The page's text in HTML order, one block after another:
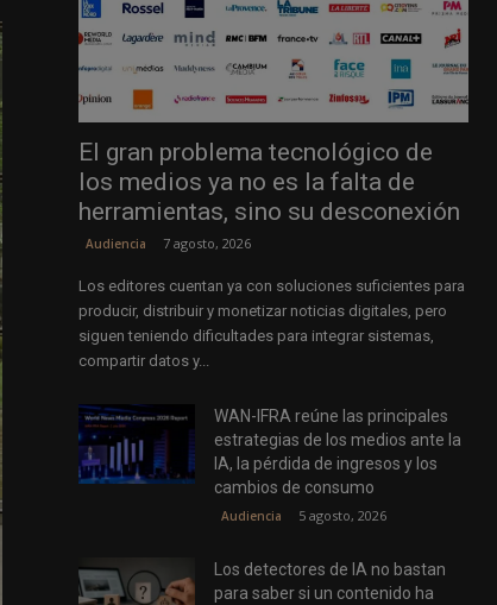
El gran problema tecnológico de
los medios ya no es la falta de
herramientas, sino su desconexión
Audiencia 7 agosto, 2026
Los editores cuentan ya con soluciones suficientes para
producir, distribuir y monetizar noticias digitales, pero
siguen teniendo dificultades para integrar sistemas,
compartir datos y...
WAN-IFRA reúne las principales
estrategias de los medios ante la
IA, la pérdida de ingresos y los
cambios de consumo
Audiencia 5 agosto, 2026
Los detectores de IA no bastan
para saber si un contenido ha